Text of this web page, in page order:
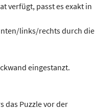
verfügt, passt es exakt in
links/rechts durch die
eingestanzt.
das Puzzle vor der